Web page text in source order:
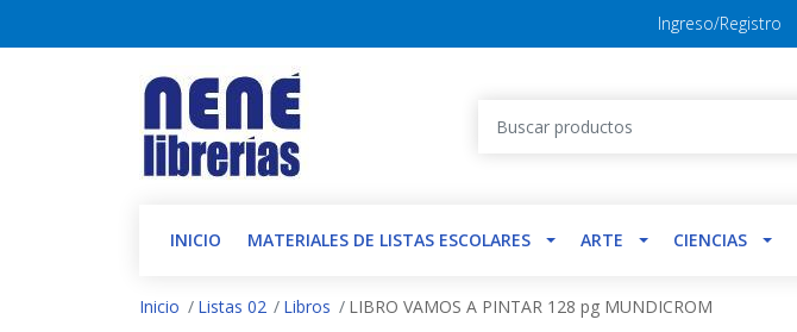
Ingreso/Registro
INICIO MATERIALES DE LISTAS ESCOLARES ARTE CIENCIAS
Inicio Listas 02 Libros LIBRO VAMOS A PINTAR 128 pg MUNDICROM